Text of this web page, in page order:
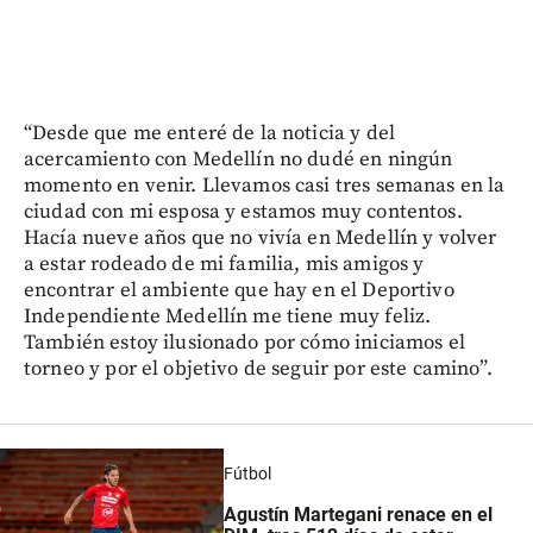
“Desde que me enteré de la noticia y del
acercamiento con Medellín no dudé en ningún
momento en venir. Llevamos casi tres semanas en la
ciudad con mi esposa y estamos muy contentos.
Hacía nueve años que no vivía en Medellín y volver
a estar rodeado de mi familia, mis amigos y
encontrar el ambiente que hay en el Deportivo
Independiente Medellín me tiene muy feliz.
También estoy ilusionado por cómo iniciamos el
torneo y por el objetivo de seguir por este camino”.
Fútbol
Agustín Martegani renace en el